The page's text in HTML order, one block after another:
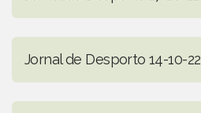
Jornal de Desporto 14-10-22